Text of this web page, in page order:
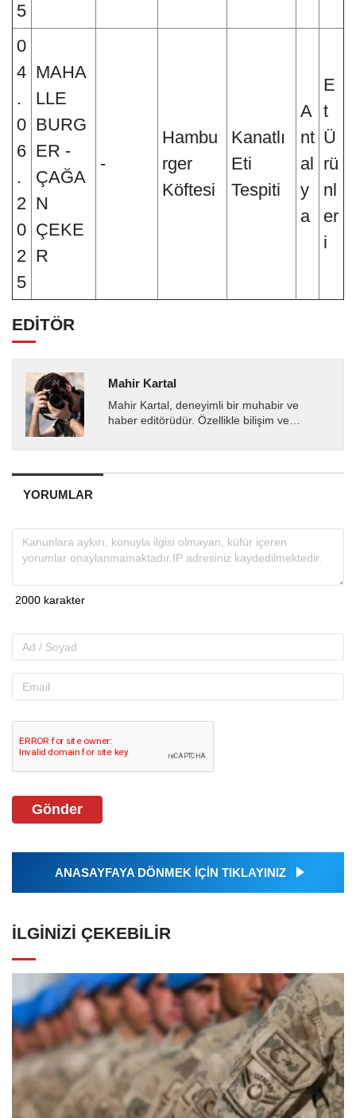
5
0
4
.
0
6
.
2
0
2
5
MAHA
LLE
BURG
ER -
ÇAĞA
N
ÇEKE
R
-
Hambu
rger
Köftesi
Kanatlı
Eti
Tespiti
A
nt
al
y
a
E
t
Ü
rü
nl
er
i
EDİTÖR
Mahir Kartal
Mahir Kartal, deneyimli bir muhabir ve
haber editörüdür. Özellikle bilişim ve
gelişmeleri okuyuculara...
YORUMLAR
Gönder
ANASAYFAYA DÖNMEK İÇİN TIKLAYINIZ
İLGINIZI ÇEKEBILIR